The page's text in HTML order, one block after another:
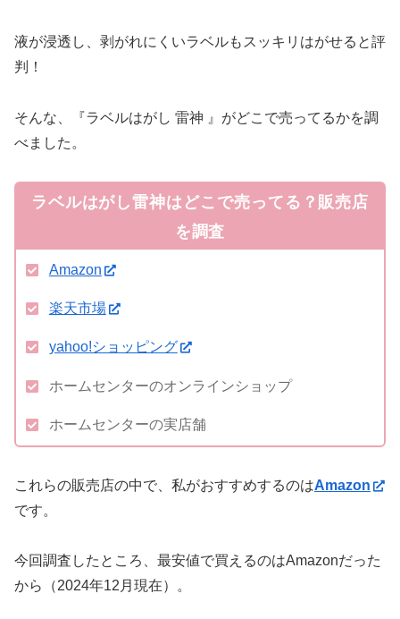
液が浸透し、剥がれにくいラベルもスッキリはがせると評
判！
そんな、『ラベルはがし 雷神 』がどこで売ってるかを調
べました。
ラベルはがし雷神はどこで売ってる？販売店
を調査
Amazon
楽天市場
yahoo!ショッピング
ホームセンターのオンラインショップ
ホームセンターの実店舗
これらの販売店の中で、私がおすすめするのはAmazon
です。
今回調査したところ、最安値で買えるのはAmazonだった
から（2024年12月現在）。